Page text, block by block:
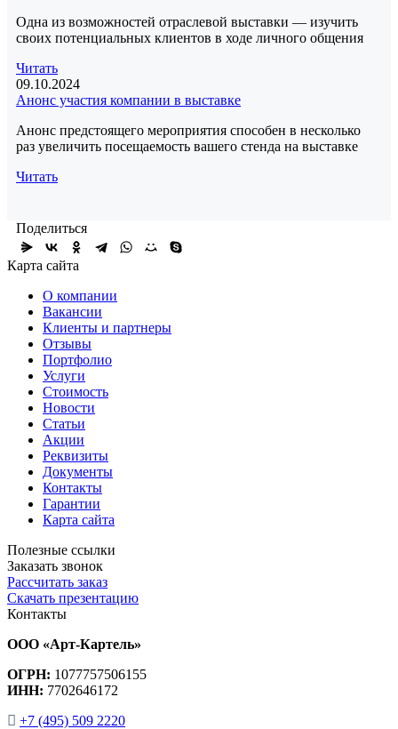
Одна из возможностей отраслевой выставки — изучить
своих потенциальных клиентов в ходе личного общения
Читать
09.10.2024
Анонс участия компании в выставке
Анонс предстоящего мероприятия способен в несколько
раз увеличить посещаемость вашего стенда на выставке
Читать
Поделиться
Карта сайта
О компании
Вакансии
Клиенты и партнеры
Отзывы
Портфолио
Услуги
Стоимость
Новости
Статьи
Акции
Реквизиты
Документы
Контакты
Гарантии
Карта сайта
Полезные ссылки
Заказать звонок
Рассчитать заказ
Скачать презентацию
Контакты
ООО «Арт-Картель»
ОГРН: 1077757506155
ИНН: 7702646172
+7 (495) 509 2220